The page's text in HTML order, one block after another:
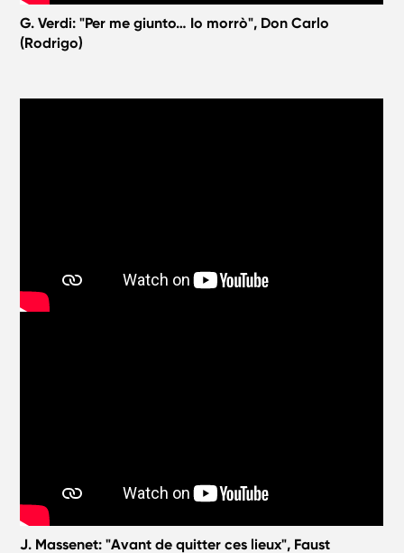
G. Verdi: "Per me giunto… Io morrò", Don Carlo
(Rodrigo)
J. Massenet: "Avant de quitter ces lieux", Faust